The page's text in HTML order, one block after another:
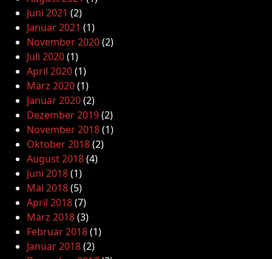
Juni 2021 (2)
Januar 2021 (1)
November 2020(2)
Juli 2020(1)
April 2020(1)
März 2020(1)
Januar 2020(2)
Dezember 2019(2)
November 2018(1)
Oktober 2018(2)
August 2018(4)
Juni 2018(1)
Mai 2018(5)
April 2018(7)
März 2018(3)
Februar 2018(1)
Januar 2018(2)